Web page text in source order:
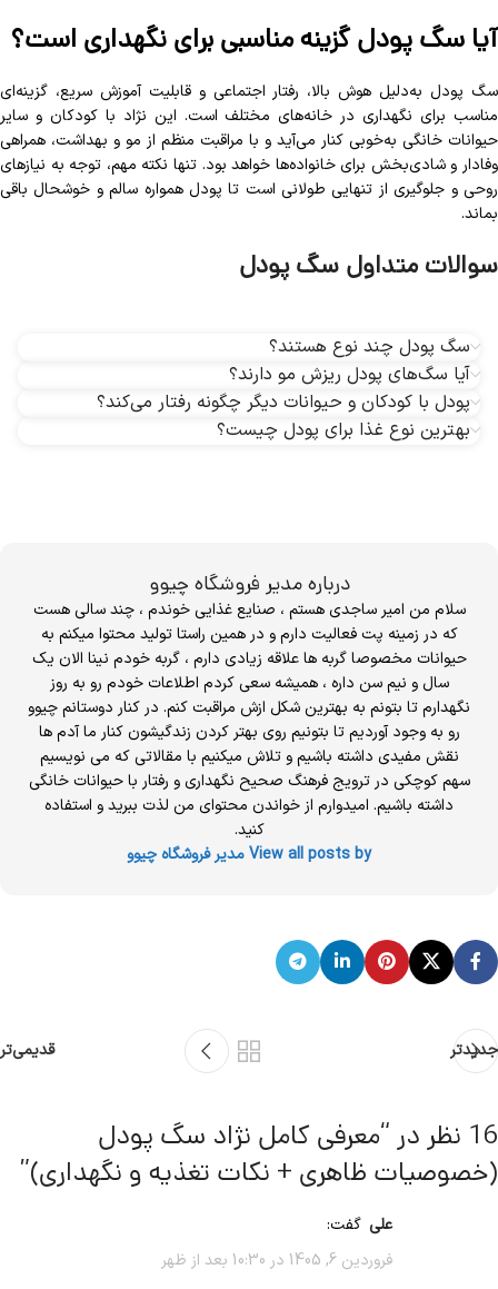
آیا سگ پودل گزینه مناسبی برای نگهداری است؟
سگ پودل به‌دلیل هوش بالا، رفتار اجتماعی و قابلیت آموزش سریع، گزینه‌ای
مناسب برای نگهداری در خانه‌های مختلف است. این نژاد با کودکان و سایر
حیوانات خانگی به‌خوبی کنار می‌آید و با مراقبت منظم از مو و بهداشت، همراهی
وفادار و شادی‌بخش برای خانواده‌ها خواهد بود. تنها نکته مهم، توجه به نیازهای
روحی و جلوگیری از تنهایی طولانی است تا پودل همواره سالم و خوشحال باقی
بماند.
سوالات متداول سگ پودل
سگ پودل‌ چند نوع هستند؟
آیا سگ‌های پودل‌ ریزش مو دارند؟
پودل با کودکان و حیوانات دیگر چگونه رفتار می‌کند؟
بهترین نوع غذا برای پودل چیست؟
درباره مدیر فروشگاه چیوو
سلام من امیر ساجدی هستم ، صنایع غذایی خوندم ، چند سالی هست
که در زمینه پت فعالیت دارم و در همین راستا تولید محتوا میکنم به
حیوانات مخصوصا گربه ها علاقه زیادی دارم ، گربه خودم نینا الان یک
سال و نیم سن داره ، همیشه سعی کردم اطلاعات خودم رو به روز
نگهدارم تا بتونم به بهترین شکل ازش مراقبت کنم. در کنار دوستانم چیوو
رو به وجود آوردیم تا بتونیم روی بهتر کردن زندگیشون کنار ما آدم ها
نقش مفیدی داشته باشیم و تلاش میکنیم با مقالاتی که می نویسیم
سهم کوچکی در ترویج فرهنگ صحیح نگهداری و رفتار با حیوانات خانگی
داشته باشیم. امیدوارم از خواندن محتوای من لذت ببرید و استفاده
کنید.
View all posts by مدیر فروشگاه چیوو
جدیدتر قدیمی‌تر
16 نظر در “
معرفی کامل نژاد سگ پودل
(خصوصیات ظاهری + نکات تغذیه و نگهداری)”
علی گفت:
فروردین 6, 1405 در 10:30 بعد از ظهر